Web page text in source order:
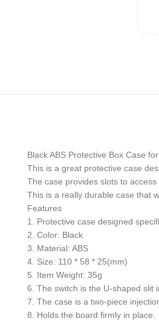
Black ABS Protective Box Case
This is a great protective case
The case provides slots to
This is a really durable case that
Features
1. Protective case designed
2. Color: Black
3. Material: ABS
4. Size: 110 * 58 * 25(mm)
5. Item Weight: 35g
6. The switch is the U-shaped slit
7. The case is a two-piece
8. Holds the board firmly in place.